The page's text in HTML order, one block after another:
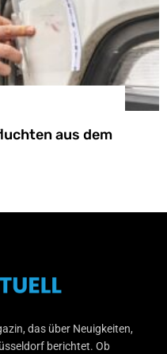
aus dem
das über Neuigkeiten,
berichtet. Ob